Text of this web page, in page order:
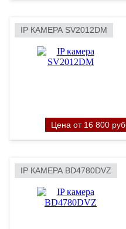
IP КАМЕРА SV2012DM
Цена от 16 800 руб.
IP КАМЕРА BD4780DVZ